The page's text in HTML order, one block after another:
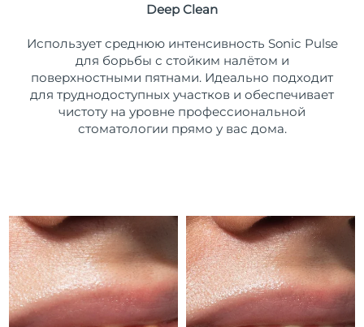
Deep Clean
Использует среднюю интенсивность Sonic Pulse
для борьбы с стойким налётом и
поверхностными пятнами. Идеально подходит
для труднодоступных участков и обеспечивает
чистоту на уровне профессиональной
стоматологии прямо у вас дома.
Катар
10/08/2026
Реюньон
Ожидаемая дата доставки
14/08/2026
Румыния
Ожидаемая дата доставки
Саудовская Аравия
Ожидаемая дата доставки
10/08/2026
Сингапур
Ожидаемая дата доставки
11/08/2026
Ожидаемая дата доставки